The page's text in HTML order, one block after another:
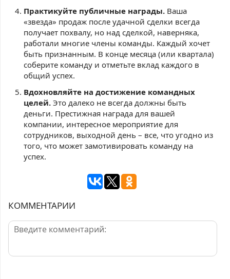
Практикуйте публичные награды. Ваша
«звезда» продаж после удачной сделки всегда
получает похвалу, но над сделкой, наверняка,
работали многие члены команды. Каждый хочет
быть признанным. В конце месяца (или квартала)
соберите команду и отметьте вклад каждого в
общий успех.
Вдохновляйте на достижение командных
целей. Это далеко не всегда должны быть
деньги. Престижная награда для вашей
компании, интересное мероприятие для
сотрудников, выходной день – все, что угодно из
того, что может замотивировать команду на
успех.
КОММЕНТАРИИ